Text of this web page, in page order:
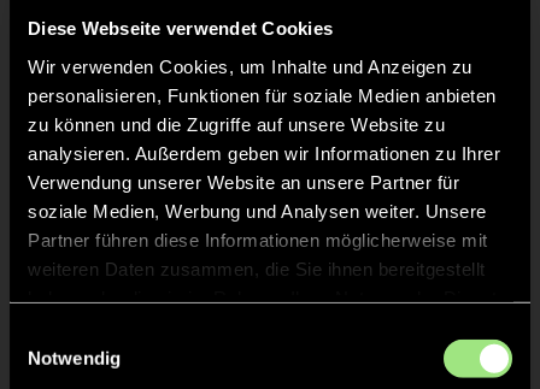
Diese Webseite verwendet Cookies
Wir verwenden Cookies, um Inhalte und Anzeigen zu
personalisieren, Funktionen für soziale Medien anbieten
zu können und die Zugriffe auf unsere Website zu
analysieren. Außerdem geben wir Informationen zu Ihrer
Verwendung unserer Website an unsere Partner für
soziale Medien, Werbung und Analysen weiter. Unsere
Partner führen diese Informationen möglicherweise mit
weiteren Daten zusammen, die Sie ihnen bereitgestellt
Notwendig
39' TOR 0:2, FELDTOR
Nele MarieMolzahn 16
28' TOR 1:2, FELDTOR